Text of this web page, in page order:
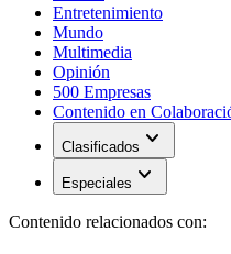
Entretenimiento
Mundo
Multimedia
Opinión
500 Empresas
Contenido en
Clasificados expand_more
Especiales expand_more
Contenido relacionados con: